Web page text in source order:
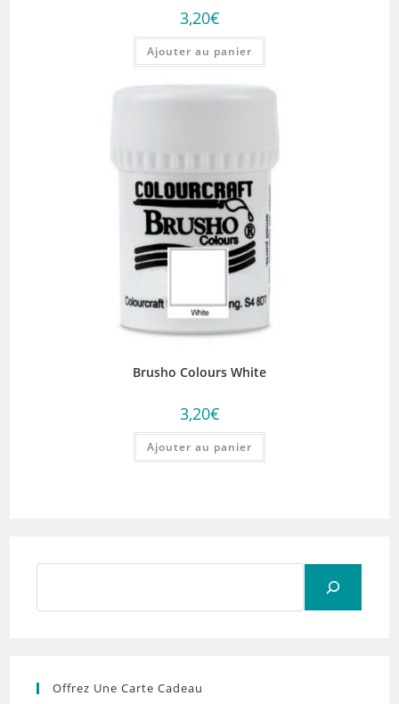
3,20€
Ajouter au panier
Brusho Colours White
3,20€
Ajouter au panier
Offrez Une Carte Cadeau